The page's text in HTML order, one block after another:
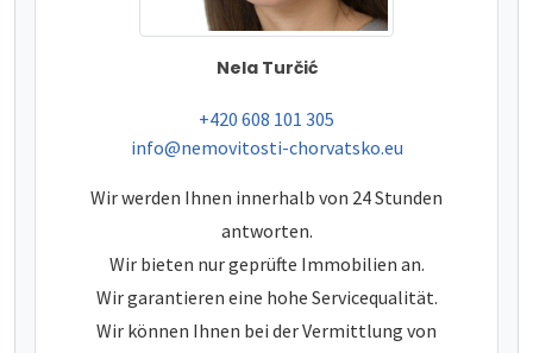
Nela Turčić
tel:
+420 608 101 305
e-mail:
info@nemovitosti-chorvatsko.eu
Wir werden Ihnen innerhalb von 24 Stunden
antworten.
Wir bieten nur geprüfte Immobilien an.
Wir garantieren eine hohe Servicequalität.
Wir können Ihnen bei der Vermittlung von